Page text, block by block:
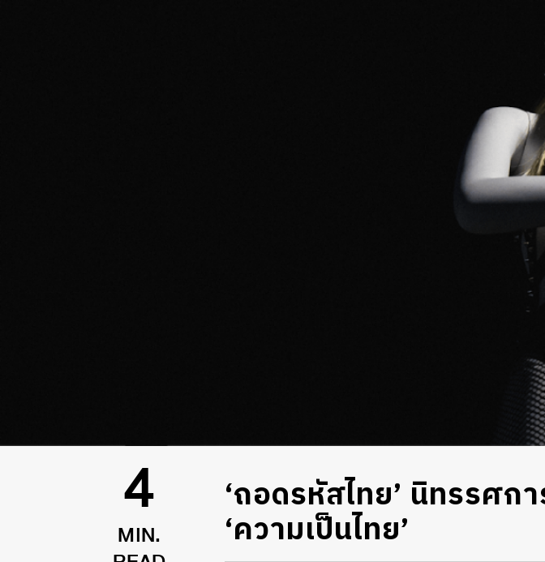
4
MIN.
‘ถอดรหัสไทย’ นิทรรศก
‘ความเป็นไทย’